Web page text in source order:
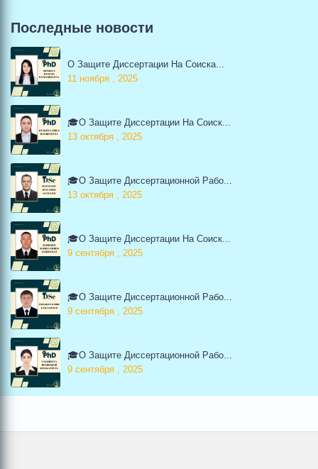
Последные новости
О Защите Диссертации На Соиска...
11 ноября , 2025
🎓О Защите Диссертации На Соиск...
13 октября , 2025
🎓О Защите Диссертационной Рабо...
13 октября , 2025
🎓О Защите Диссертации На Соиск...
9 сентября , 2025
🎓О Защите Диссертационной Рабо...
9 сентября , 2025
🎓О Защите Диссертационной Рабо...
9 сентября , 2025